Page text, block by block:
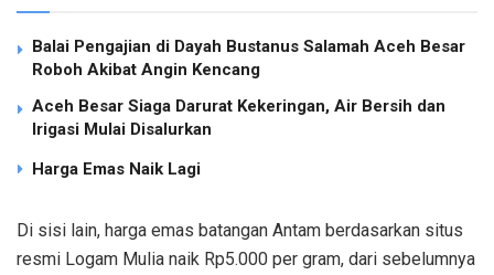
Balai Pengajian di Dayah Bustanus Salamah Aceh Besar
Roboh Akibat Angin Kencang
Aceh Besar Siaga Darurat Kekeringan, Air Bersih dan
Irigasi Mulai Disalurkan
Harga Emas Naik Lagi
Di sisi lain, harga emas batangan Antam berdasarkan situs
resmi Logam Mulia naik Rp5.000 per gram, dari sebelumnya